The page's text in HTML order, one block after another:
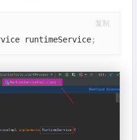
runtimeService;
复制